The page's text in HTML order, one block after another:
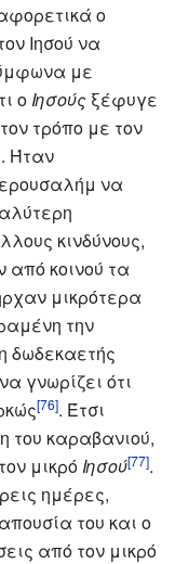
ο
Ιησού να
με
ο Ιησούς ξέφυγε
τρόπο με τον
Ήταν
να
κινδύνους,
από κοινού τα
μικρότερα
την
δωδεκαετής
γνωρίζει ότι
[76]. Έτσι
του καραβανιού,
μικρό Ιησού[77].
ημέρες,
του και ο
από τον μικρό